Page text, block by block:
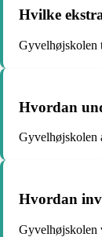
Hvilke
Gyvelhøjskolen
Hvordan
Gyvelhøjskolen
Hvordan
Gyvelhøjskolen